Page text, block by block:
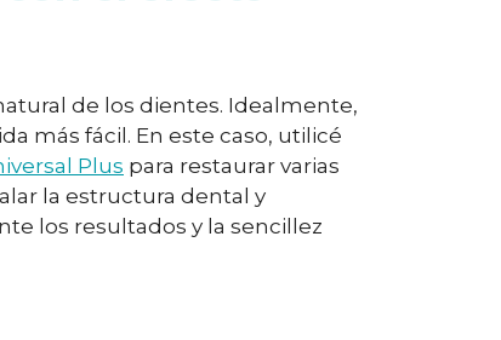
de los dientes. Idealmente,
más fácil. En este caso, utilicé
Plus para restaurar varias
la estructura dental y
los resultados y la sencillez